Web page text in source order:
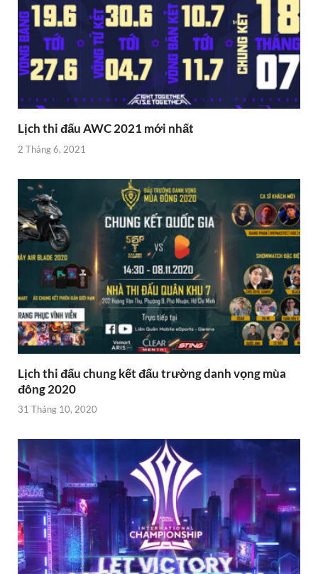
Lịch thi đấu AWC 2021 mới nhất
2 Tháng 6, 2021
Lịch thi đấu chung kết đấu trường danh vọng mùa
đông 2020
31 Tháng 10, 2020